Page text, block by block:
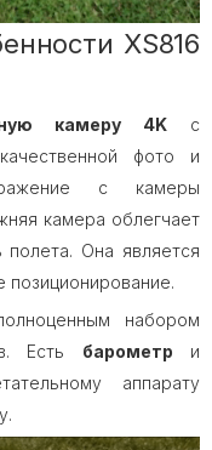
XS816
камеру 4Kс
фото и
с камеры
камера облегчает
полета. Она является
позиционирование.
набором
Есть барометр и
аппарату